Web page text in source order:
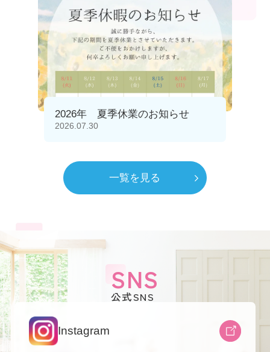
2026年 夏季休業のお知らせ
2026.07.30
一覧を見る
SNS
公式SNS
Instagram